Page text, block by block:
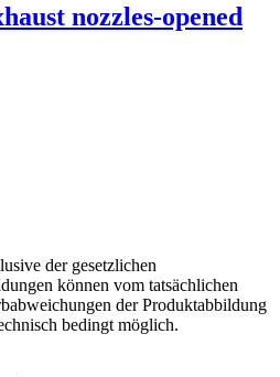
nozzles-opened
der gesetzlichen
können vom tatsächlichen
der Produktabbildung
bedingt möglich.